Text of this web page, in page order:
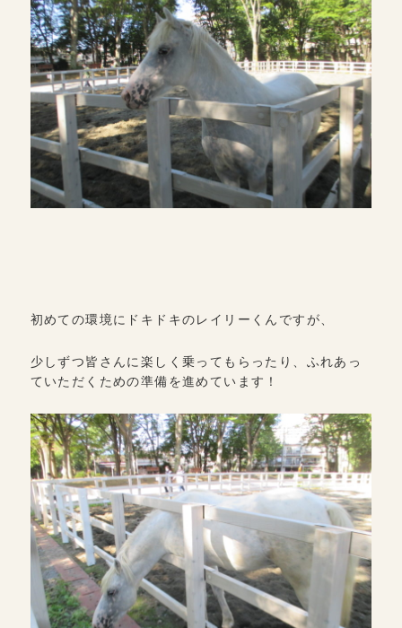
初めての環境にドキドキのレイリーくんですが、
少しずつ皆さんに楽しく乗ってもらったり、ふれあっ
ていただくための準備を進めています！